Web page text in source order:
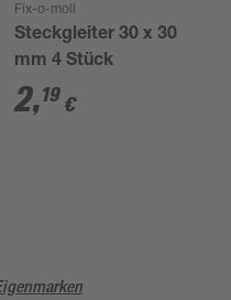
Fix-o-moll
Steckgleiter 30 x 30
mm 4 Stück
2,19 €